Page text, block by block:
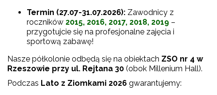
Termin (27.07-31.07.2026): Zawodnicy z
roczników 2015, 2016, 2017, 2018, 2019 –
przygotujcie się na profesjonalne zajęcia i
sportową zabawę!
Nasze półkolonie odbędą się na obiektach ZSO nr 4 w
Rzeszowie przy ul. Rejtana 30 (obok Millenium Hall).
Podczas Lato z Ziomkami 2026 gwarantujemy: